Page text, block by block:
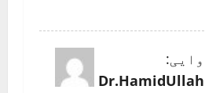
وایی:
Dr.HamidUllah